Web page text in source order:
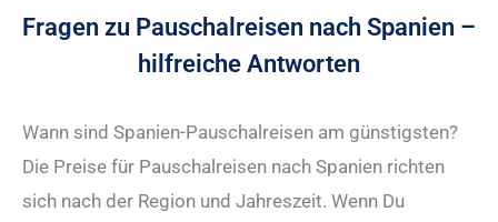
Fragen zu Pauschalreisen nach Spanien –
hilfreiche Antworten
Wann sind Spanien-Pauschalreisen am günstigsten?
Die Preise für Pauschalreisen nach Spanien richten
sich nach der Region und Jahreszeit. Wenn Du